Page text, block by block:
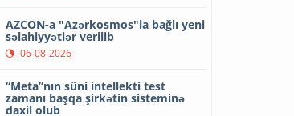
AZCON-a "Azərkosmos"la bağlı yeni
səlahiyyətlər verilib
06-08-2026
“Meta”nın süni intellekti test
zamanı başqa şirkətin sisteminə
daxil olub